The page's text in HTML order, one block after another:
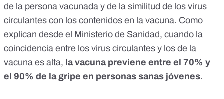
de la persona vacunada y de la similitud de los virus
circulantes con los contenidos en la vacuna. Como
explican desde el Ministerio de Sanidad, cuando la
coincidencia entre los virus circulantes y los de la
vacuna es alta, la vacuna previene entre el 70% y
el 90% de la gripe en personas sanas jóvenes.